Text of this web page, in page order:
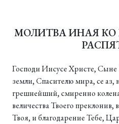
МОЛИТВА ИНАЯ КО
Господи Иисусе Христе, Сыне
земли, Спасителю мира, се аз,
грешнейший, смиренно
величества Твоего преклонив,
Твоя, и благодарение Тебе,